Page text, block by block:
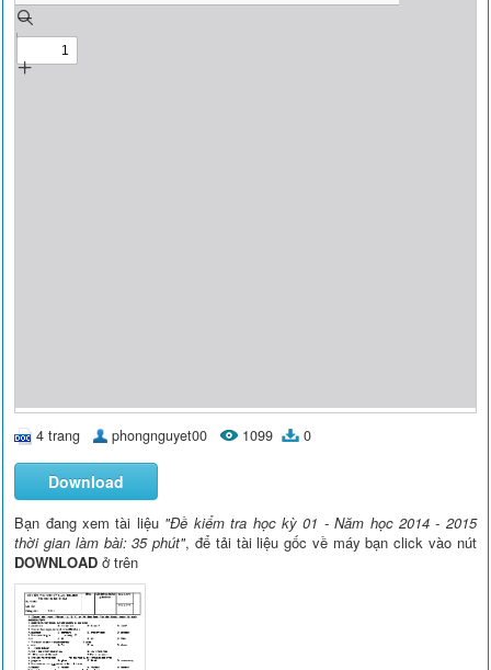
4 trang phongnguyet00 1099 0
Download
Bạn đang xem tài liệu "Đề kiểm tra học kỳ 01 - Năm học 2014 - 2015
thời gian làm bài: 35 phút", để tải tài liệu gốc về máy bạn click vào nút
DOWNLOAD ở trên